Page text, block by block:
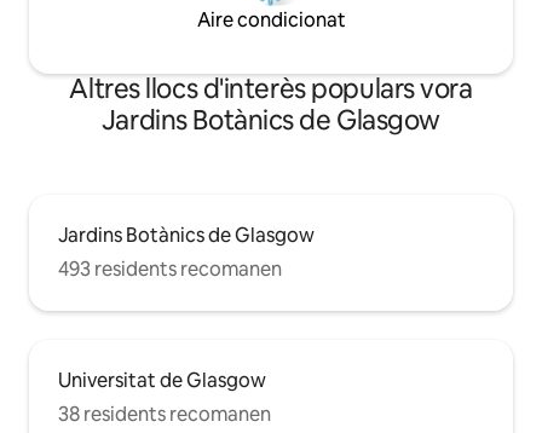
diversos pubs que acullen sessions de
música més informals.Aire condicionat
Altres llocs d'interès populars vora
Jardins Botànics de Glasgow
Jardins Botànics de Glasgow
493 residents recomanen
Universitat de Glasgow
38 residents recomanen